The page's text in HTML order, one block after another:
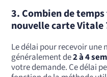
3. Combien de
nouvelle carte Vitale
Le délai pour recevoir une
généralement de2 à 4
votre demande. Ce délai